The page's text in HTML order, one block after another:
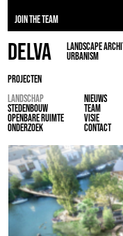
JOIN THE TEAM
DELVA
LANDSCAPE
URBANISM
PROJECTEN
LANDSCHAP
STEDENBOUW
OPENBARE RUIMTE
ONDERZOEK
NIEUWS
TEAM
VISIE
CONTACT